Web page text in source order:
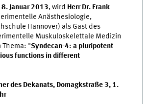
8. Januar 2013, wird Herr Dr. Frank
Anästhesiologie,
Hannover) als Gast des
Muskuloskelettale Medizin
Thema: "Syndecan-4: a pluripotent
functions in different
des Dekanats, Domagkstraße 3, 1.